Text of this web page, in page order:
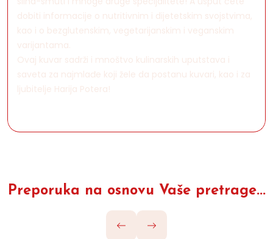
dobiti informacije o nutritivnim i dijetetskim svojstvima,
kao i o bezglutenskim, vegetarijanskim i veganskim
varijantama.
Ovaj kuvar sadrži i mnoštvo kulinarskih uputstava i
saveta za najmlađe koji žele da postanu kuvari, kao i za
ljubitelje Harija Potera!
Preporuka na osnovu Vaše pretrage...